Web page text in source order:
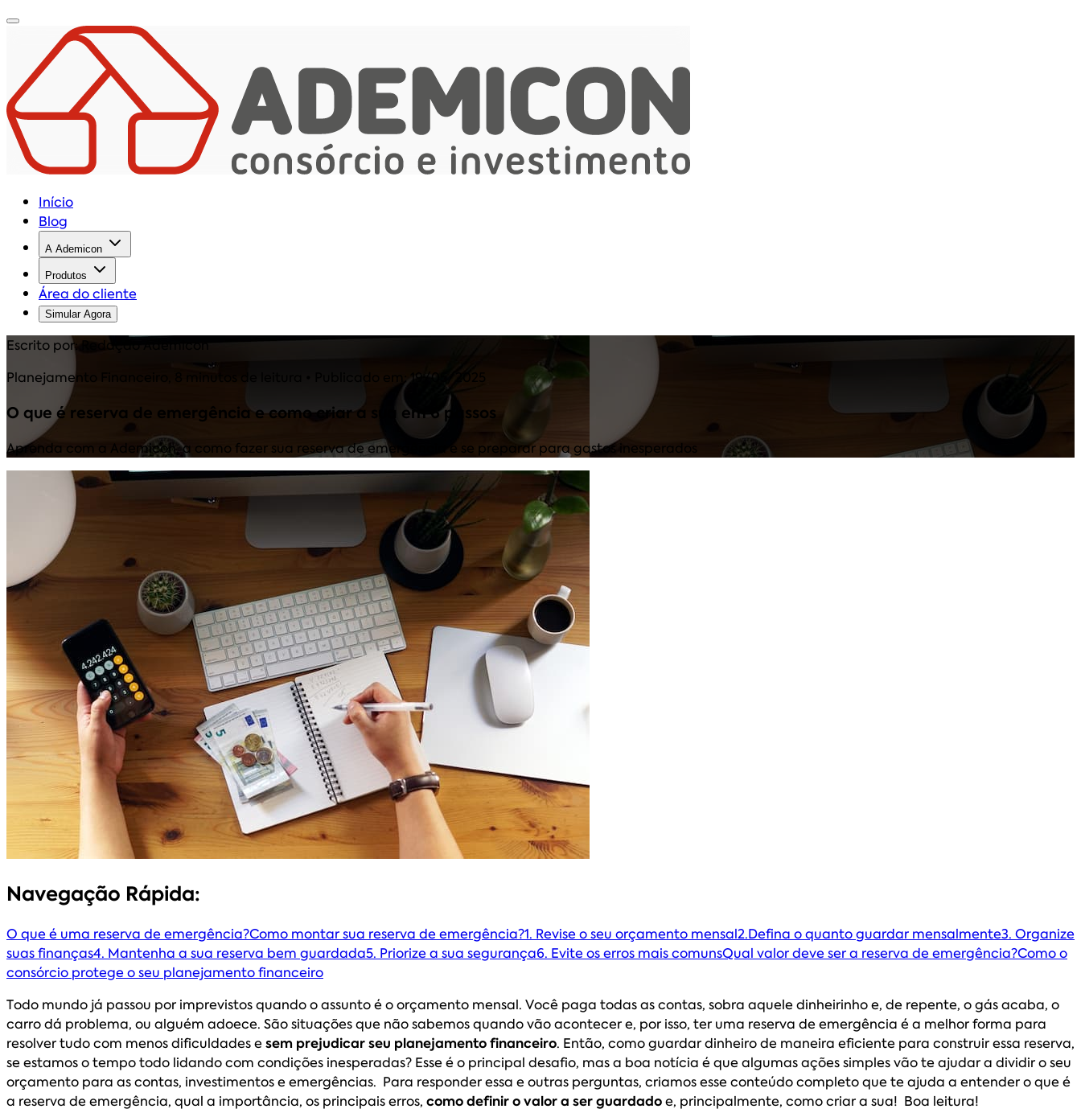
Início
Blog
A Ademicon
Produtos
Área do cliente
Simular Agora
Escrito por: Redação Ademicon
Planejamento Financeiro
8 minutos de leitura • Publicado em: 19/05/2025
O que é reserva de emergência e como criar a sua em 6 passos
Aprenda com a Ademicon, a como fazer sua reserva de emergência e se preparar para gastos inesperados
Navegação Rápida:
O que é uma reserva de emergência?Como montar sua reserva de emergência?1. Revise o seu orçamento mensal2.Defina o quanto guardar mensalmente3. Organize
suas finanças4. Mantenha a sua reserva bem guardada5. Priorize a sua segurança6. Evite os erros mais comunsQual valor deve ser a reserva de emergência?Como o
consórcio protege o seu planejamento financeiro
Todo mundo já passou por imprevistos quando o assunto é o orçamento mensal. Você paga todas as contas, sobra aquele dinheirinho e, de repente, o gás acaba, o
carro dá problema, ou alguém adoece. São situações que não sabemos quando vão acontecer e, por isso, ter uma reserva de emergência é a melhor forma para
resolver tudo com menos dificuldades esem prejudicar seu planejamento financeiro. Então, como guardar dinheiro de maneira eficiente para construir essa reserva,
se estamos o tempo todo lidando com condições inesperadas? Esse é o principal desafio, mas a boa notícia é que algumas ações simples vão te ajudar a dividir o seu
orçamento para as contas, investimentos e emergências. Para responder essa e outras perguntas, criamos esse conteúdo completo que te ajuda a entender o que é
a reserva de emergência, qual a importância, os principais erros, como definir o valor a ser guardadoe, principalmente, como criar a sua! Boa leitura!